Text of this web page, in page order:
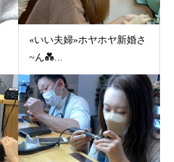
«いい夫婦»ホヤホヤ新婚さ
~ん💑...